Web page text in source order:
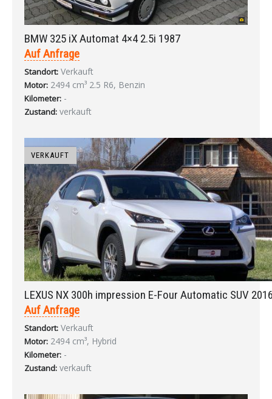
BMW 325 iX Automat 4×4 2.5i 1987
Auf Anfrage
Standort: Verkauft
Motor: 2494 cm³ 2.5 R6, Benzin
Kilometer: -
Zustand: verkauft
VERKAUFT
LEXUS NX 300h impression E-Four Automatic SUV
Auf Anfrage
Standort: Verkauft
Motor: 2494 cm³, Hybrid
Kilometer: -
Zustand: verkauft